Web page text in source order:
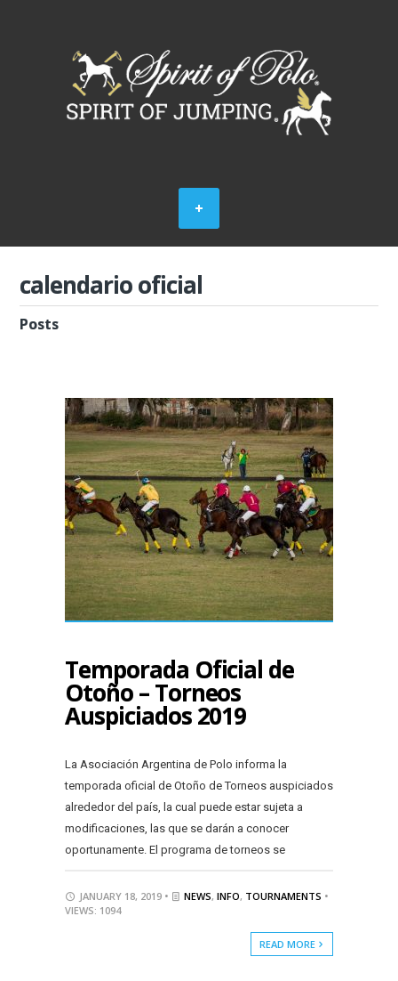
calendario oficial
Posts
Temporada Oficial de
Otoño – Torneos
Auspiciados 2019
La Asociación Argentina de Polo informa la
temporada oficial de Otoño de Torneos auspiciados
alrededor del país, la cual puede estar sujeta a
modificaciones, las que se darán a conocer
oportunamente. El programa de torneos se
JANUARY 18, 2019 • NEWS, INFO, TOURNAMENTS •
VIEWS: 1094
READ MORE